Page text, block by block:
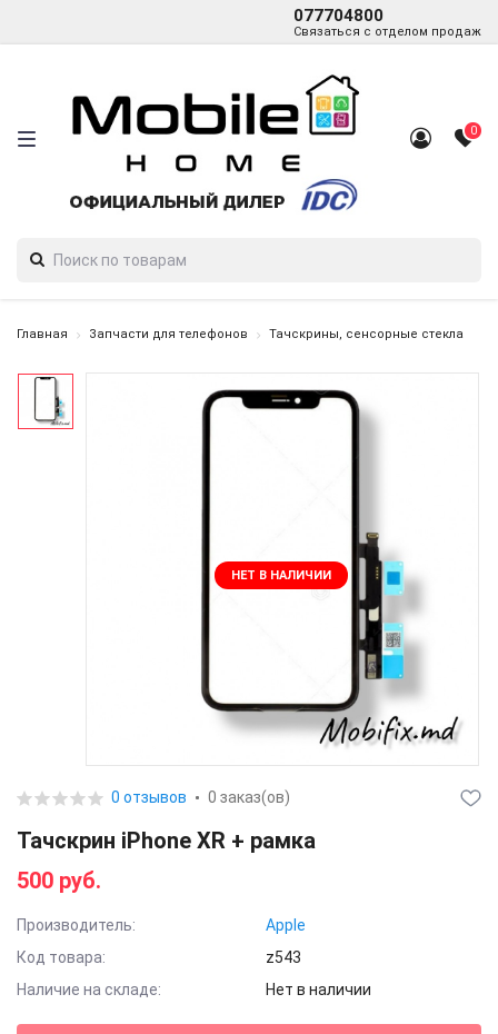
077704800
Связаться с отделом продаж
0
Главная Запчасти для телефонов Тачскрины, сенсорные стекла
НЕТ В НАЛИЧИИ
0 отзывов 0 заказ(ов)
Тачскрин iPhone XR + рамка
500 руб.
Производитель:
Apple
Код товара:
z543
Наличие на складе:
Нет в наличии